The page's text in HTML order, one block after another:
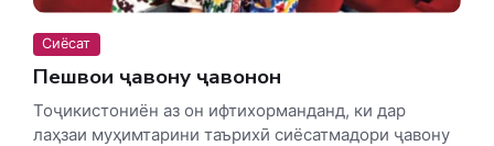
Сиёсат
Пешвои ҷавону ҷавонон
Тоҷикистониён аз он ифтихорманданд, ки дар
лаҳзаи муҳимтарини таърихӣ сиёсатмадори ҷавону